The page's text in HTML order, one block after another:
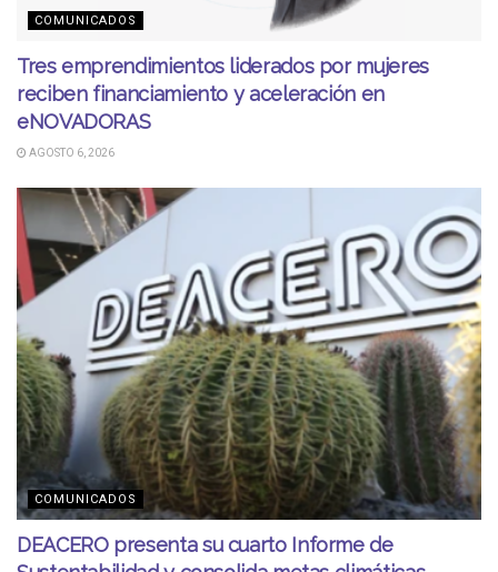
COMUNICADOS
Tres emprendimientos liderados por mujeres
reciben financiamiento y aceleración en
eNOVADORAS
AGOSTO 6, 2026
COMUNICADOS
DEACERO presenta su cuarto Informe de